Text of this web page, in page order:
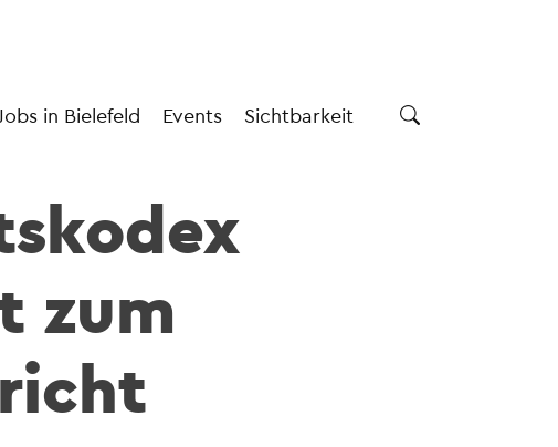
Jobs in Bielefeld Events Sichtbarkeit
zum